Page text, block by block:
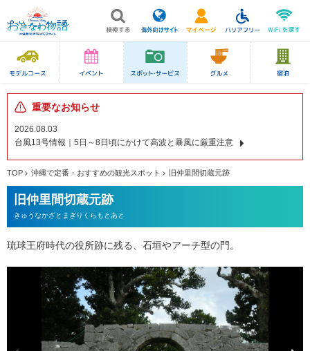
重要なお知らせ
2026.08.03
台風13号情報｜5日～8日頃にかけて高波と暴風に厳重注意
TOP 沖縄で定番・おすすめの観光スポット 旧仲里間切蔵元跡
旧仲里間切蔵元跡
きゅうなかざとまぎりくらもとあと
琉球王府時代の役所跡に残る、石垣やアーチ型の門。